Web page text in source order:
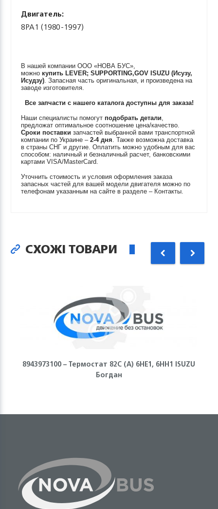
Двигатель:
8PA1 (1980-1997)
В нашей компании ООО «НОВА БУС»,
можно купить LEVER; SUPPORTING,GOV ISUZU (Исузу,
Исудзу). Запасная часть оригинальная, и произведена на
заводе изготовителя.
Все запчасти с нашего каталога доступны для заказа!
Наши специалисты помогут подобрать детали,
предложат оптимальное соотношение цена/качество.
Сроки поставки запчастей выбранной вами транспортной
компании по Украине –2-4 дня. Также возможна доставка
в страны СНГ и другие. Оплатить можно удобным для вас
способом: наличный и безналичный расчет, банковскими
картами VISA/MasterCard.
Уточнить стоимость и условия оформления заказа
запасных частей для вашей модели двигателя можно по
телефонам указанным на сайте в разделе – Контакты.
СХОЖІ ТОВАРИ
8943973100 – Термостат 82С (А) 6НЕ1, 6НН1 ISUZU
Богдан